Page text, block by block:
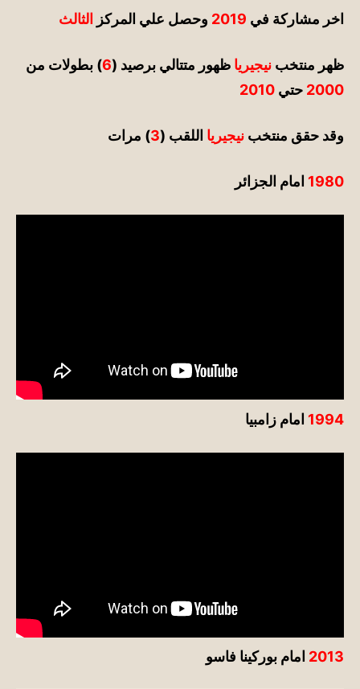
اخر مشاركة في 2019 وحصل علي المركز الثالث
ظهر منتخب نيجيريا ظهور متتالي برصيد (6) بطولات من
2000 حتي 2010
وقد حقق منتخب نيجيريا اللقب (3) مرات
1980 امام الجزائر
1994 امام زامبيا
2013 امام بوركينا فاسو